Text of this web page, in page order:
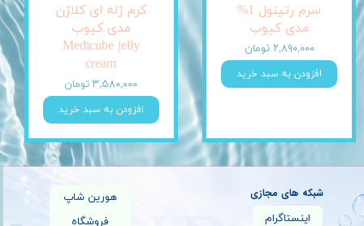
سرم رتینول 1%
مدی کیوب
۲,۸۹۰,۰۰۰ تومان
افزودن به سبد خرید
کرم ژله ای کلاژن
مدی کیوب
Medicube jelly
cream
۳,۵۸۰,۰۰۰ تومان
افزودن به سبد خرید
هورین شاپ
فروشگاه
اینستاگرام
شبکه های مجازی